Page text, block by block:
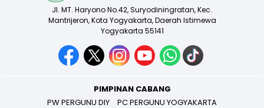
Jl. MT. Haryono No.42, Suryodiningratan, Kec.
Mantrijeron, Kota Yogyakarta, Daerah Istimewa
Yogyakarta 55141
PIMPINAN CABANG
PW PERGUNU DIY
PC PERGUNU YOGYAKARTA